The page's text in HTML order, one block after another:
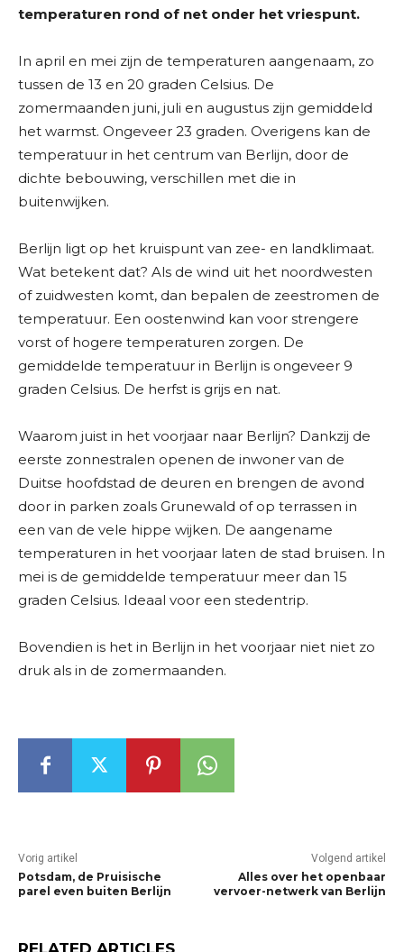
temperaturen rond of net onder het vriespunt.
In april en mei zijn de temperaturen aangenaam, zo
tussen de 13 en 20 graden Celsius. De
zomermaanden juni, juli en augustus zijn gemiddeld
het warmst. Ongeveer 23 graden. Overigens kan de
temperatuur in het centrum van Berlijn, door de
dichte bebouwing, verschillen met die in
buitenwijken.
Berlijn ligt op het kruispunt van zee- en landklimaat.
Wat betekent dat? Als de wind uit het noordwesten
of zuidwesten komt, dan bepalen de zeestromen de
temperatuur. Een oostenwind kan voor strengere
vorst of hogere temperaturen zorgen. De
gemiddelde temperatuur in Berlijn is ongeveer 9
graden Celsius. De herfst is grijs en nat.
Waarom juist in het voorjaar naar Berlijn? Dankzij de
eerste zonnestralen openen de inwoner van de
Duitse hoofdstad de deuren en brengen de avond
door in parken zoals Grunewald of op terrassen in
een van de vele hippe wijken. De aangename
temperaturen in het voorjaar laten de stad bruisen. In
mei is de gemiddelde temperatuur meer dan 15
graden Celsius. Ideaal voor een stedentrip.
Bovendien is het in Berlijn in het voorjaar niet niet zo
druk als in de zomermaanden.
Vorig artikel
Potsdam, de Pruisische
parel even buiten Berlijn
Volgend artikel
Alles over het openbaar
vervoer-netwerk van Berlijn